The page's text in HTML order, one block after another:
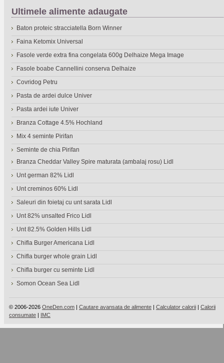
Ultimele alimente adaugate
Baton proteic stracciatella Born Winner
Faina Ketomix Universal
Fasole verde extra fina congelata 600g Delhaize Mega Image
Fasole boabe Cannellini conserva Delhaize
Covridog Petru
Pasta de ardei dulce Univer
Pasta ardei iute Univer
Branza Cottage 4.5% Hochland
Mix 4 seminte Pirifan
Seminte de chia Pirifan
Branza Cheddar Valley Spire maturata (ambalaj rosu) Lidl
Unt german 82% Lidl
Unt creminos 60% Lidl
Saleuri din foietaj cu unt sarata Lidl
Unt 82% unsalted Frico Lidl
Unt 82.5% Golden Hills Lidl
Chifla Burger Americana Lidl
Chifla burger whole grain Lidl
Chifla burger cu seminte Lidl
Somon Ocean Sea Lidl
© 2006-2026 OneDen.com | Cautare avansata de alimente | Calculator calorii | Calorii
consumate | IMC